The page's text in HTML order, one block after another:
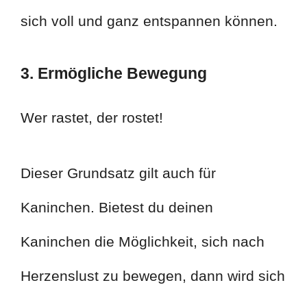
sich voll und ganz entspannen können.
3. Ermögliche Bewegung
Wer rastet, der rostet!
Dieser Grundsatz gilt auch für
Kaninchen. Bietest du deinen
Kaninchen die Möglichkeit, sich nach
Herzenslust zu bewegen, dann wird sich